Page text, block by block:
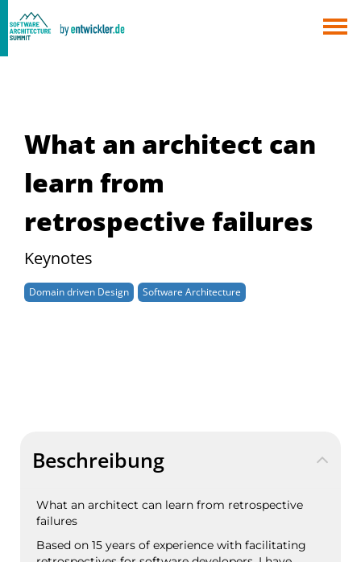
What an architect can
learn from
retrospective failures
Keynotes
Domain driven Design Software Architecture
Beschreibung
What an architect can learn from retrospective
failures
Based on 15 years of experience with facilitating
Alle